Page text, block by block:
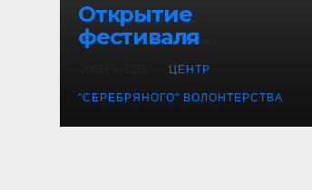
Открытие
фестиваля
«Танцевальная
канитель»
ЦЕНТР
"СЕРЕБРЯНОГО" ВОЛОНТЕРСТВА